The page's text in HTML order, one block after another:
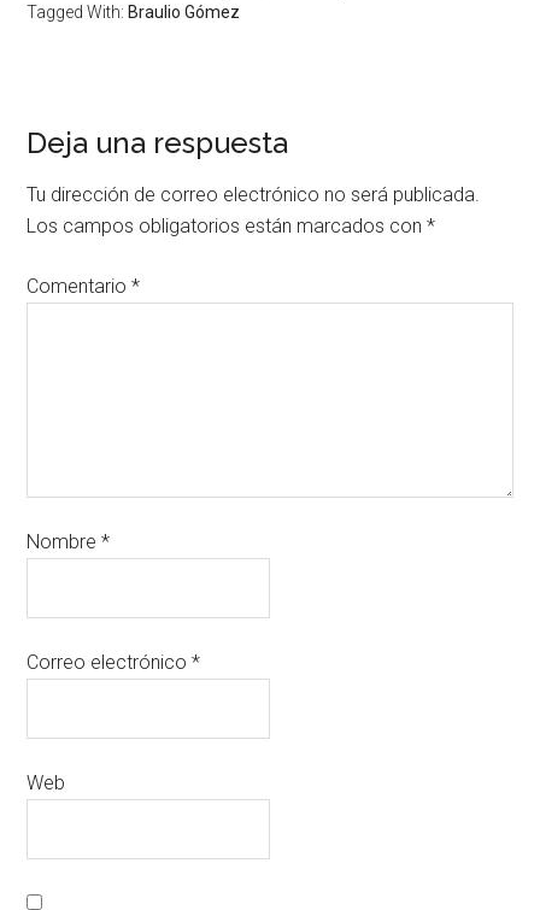
Tagged With: Braulio Gómez
Deja una respuesta
Tu dirección de correo electrónico no será publicada.
Los campos obligatorios están marcados con*
Comentario*
Nombre*
Correo electrónico*
Web